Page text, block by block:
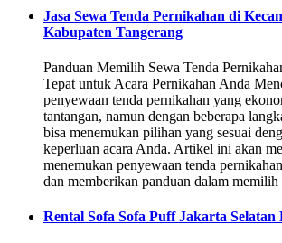
Jasa Sewa Tenda Pernikahan di
Kabupaten Tangerang
Panduan Memilih Sewa Tenda
Tepat untuk Acara Pernikahan Anda
penyewaan tenda pernikahan yang
tantangan, namun dengan beberapa
bisa menemukan pilihan yang sesuai
keperluan acara Anda. Artikel ini akan
menemukan penyewaan tenda
dan memberikan panduan dalam
Rental Sofa Sofa Puff Jakarta